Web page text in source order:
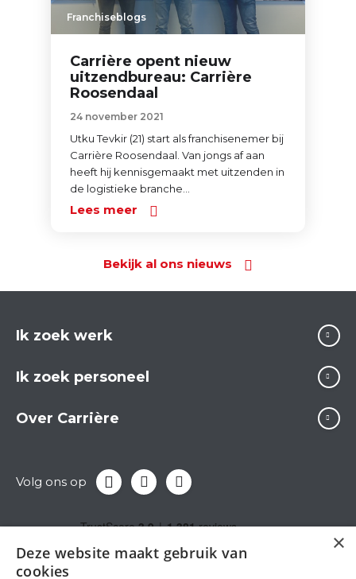
Franchiseblogs
Carrière opent nieuw
uitzendbureau: Carrière
Roosendaal
24 november 2021
Utku Tevkir (21) start als franchisenemer bij
Carrière Roosendaal. Van jongs af aan
heeft hij kennisgemaakt met uitzenden in
de logistieke branche...
Lees meer
Bekijk al ons nieuws
Ik zoek werk
Ik zoek personeel
Over Carrière
Volg ons op
×
Deze website maakt gebruik van
cookies